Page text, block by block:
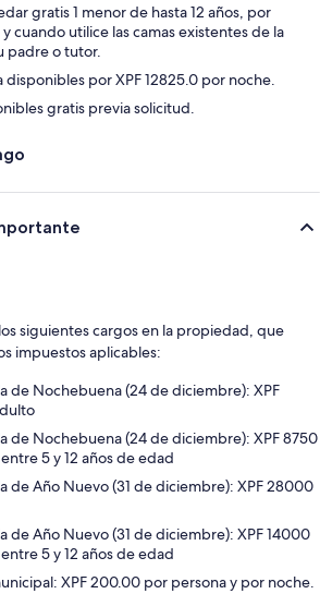
gratis 1 menor de hasta 12 años, por
cuando utilice las camas existentes de la
padre o tutor.
disponibles por XPF 12825.0 por noche.
gratis previa solicitud.
siguientes cargos en la propiedad, que
impuestos aplicables:
de Nochebuena (24 de diciembre): XPF
de Nochebuena (24 de diciembre): XPF 8750
5 y 12 años de edad
de Año Nuevo (31 de diciembre): XPF 28000
de Año Nuevo (31 de diciembre): XPF 14000
5 y 12 años de edad
XPF 200.00 por persona y por noche.